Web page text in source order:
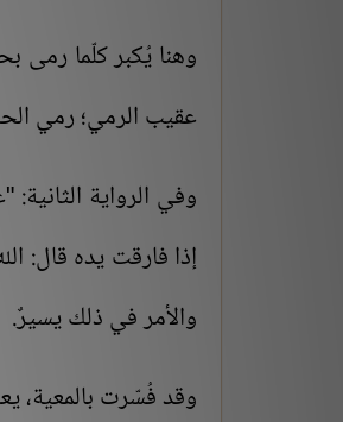
وهنا يُكبر كلّما رمى
عقيب الرمي؛ رمي
وفي الرواية
إذا فارقت يده قال:
والأمر في ذلك يسيرٌ.
وقد فُسّرت بالمعية،